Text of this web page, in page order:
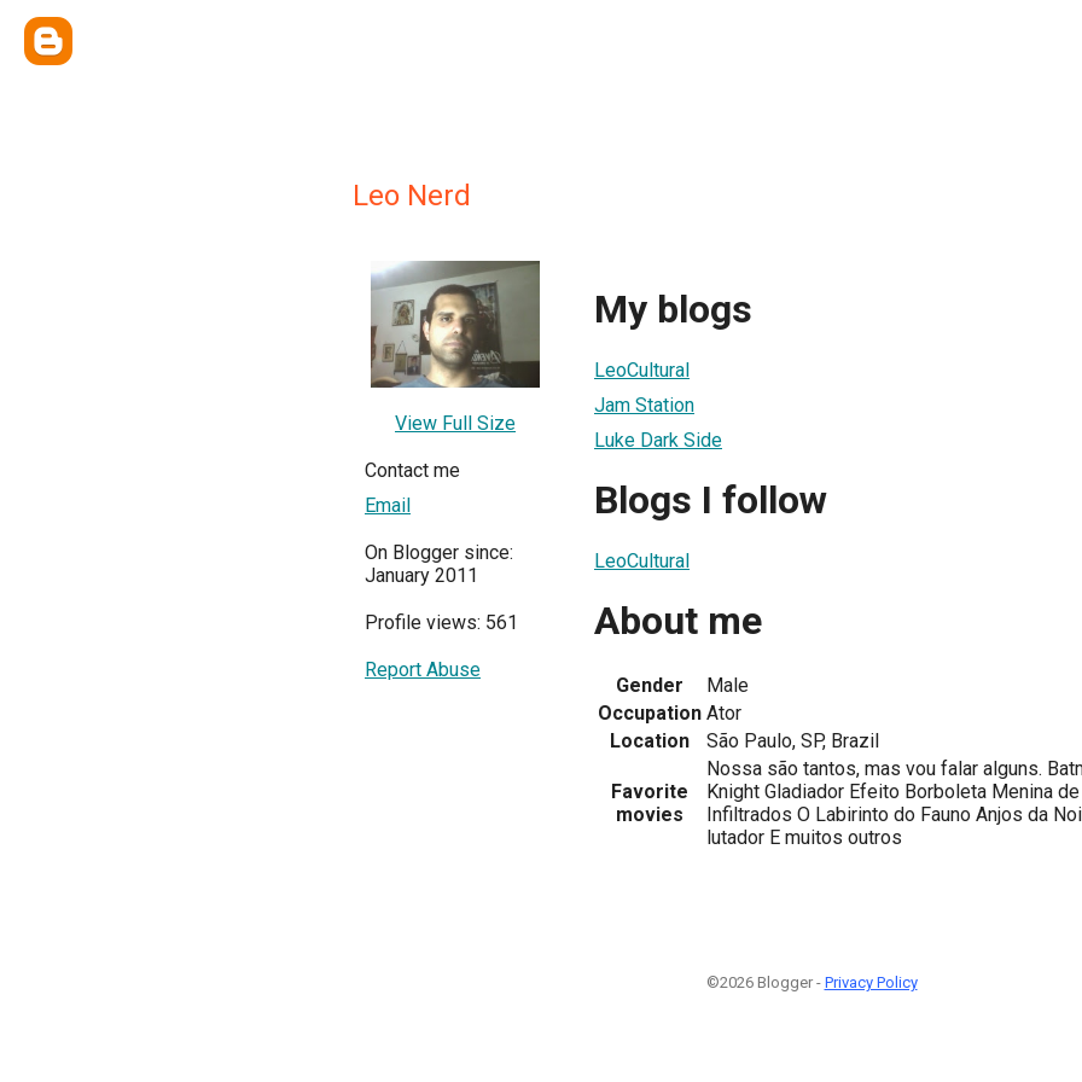
Leo Nerd
View Full Size
Contact me
Email
On Blogger since:
January 2011
Profile views: 561
Report Abuse
My blogs
LeoCultural
Jam Station
Luke Dark Side
Blogs I follow
LeoCultural
About me
Gender
Male
Occupation Ator
Location
São Paulo, SP, Brazil
Favorite
movies
Nossa são tantos, mas vou falar alguns.
Knight Gladiador Efeito Borboleta Menina
Infiltrados O Labirinto do Fauno Anjos da
lutador E muitos outros
©2026 Blogger - Privacy Policy